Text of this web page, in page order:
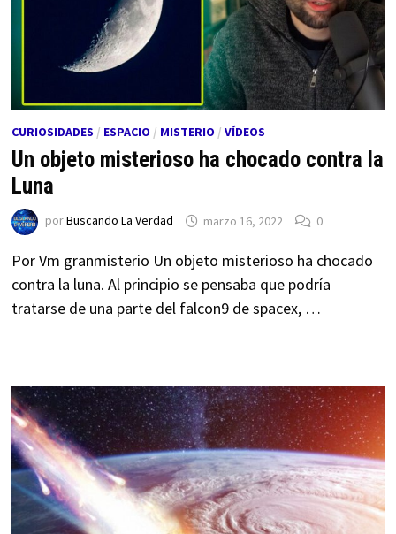
CURIOSIDADES / ESPACIO / MISTERIO / VÍDEOS
Un objeto misterioso ha chocado contra la
Luna
porBuscando La Verdad marzo 16, 2022 0
Por Vm granmisterio Un objeto misterioso ha chocado
contra la luna. Al principio se pensaba que podría
tratarse de una parte del falcon9 de spacex, …